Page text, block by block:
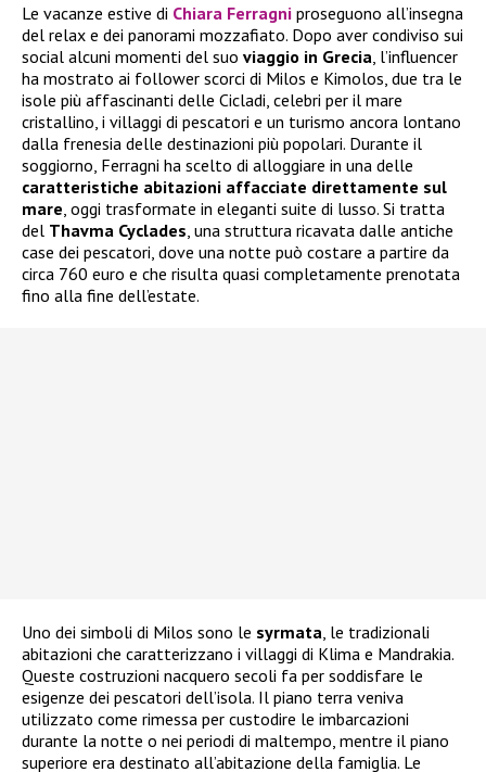
Le vacanze estive di Chiara Ferragni proseguono all’insegna
del relax e dei panorami mozzafiato. Dopo aver condiviso sui
social alcuni momenti del suo viaggio in Grecia , l’influencer
ha mostrato ai follower scorci di Milos e Kimolos, due tra le
isole più affascinanti delle Cicladi, celebri per il mare
cristallino, i villaggi di pescatori e un turismo ancora lontano
dalla frenesia delle destinazioni più popolari. Durante il
soggiorno, Ferragni ha scelto di alloggiare in una delle
caratteristiche abitazioni affacciate direttamente sul
mare , oggi trasformate in eleganti suite di lusso. Si tratta
del Thavma Cyclades , una struttura ricavata dalle antiche
case dei pescatori, dove una notte può costare a partire da
circa 760 euro e che risulta quasi completamente prenotata
fino alla fine dell’estate.
Uno dei simboli di Milos sono le syrmata , le tradizionali
abitazioni che caratterizzano i villaggi di Klima e Mandrakia.
Queste costruzioni nacquero secoli fa per soddisfare le
esigenze dei pescatori dell’isola. Il piano terra veniva
utilizzato come rimessa per custodire le imbarcazioni
durante la notte o nei periodi di maltempo, mentre il piano
superiore era destinato all’abitazione della famiglia. Le